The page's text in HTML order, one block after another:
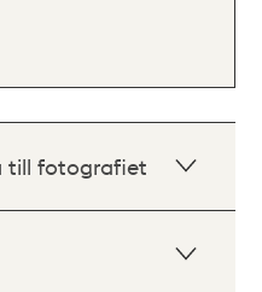
till fotografiet